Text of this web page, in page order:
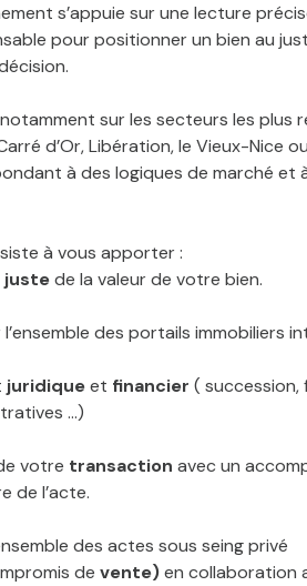
s’appuie sur une lecture
pour positionner un bien au
sur les secteurs les plus
d’Or,Libération, le Vieux-Nice
à des logiques de marché et
à vous apporter :
justede la valeur de votre bien.
des portails immobiliers
juridiqueet financier ( succession,
…)
votre transaction avec un
de l’acte.
des actes sous seing privé
de vente)en collaboration